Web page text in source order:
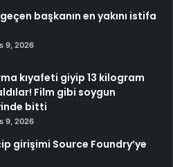
geçen başkanın en yakını istifa
9, 2026
kıyafeti giyip 13 kilogram
Film gibi soygun
bitti
9, 2026
girişimi Source Foundry’ye